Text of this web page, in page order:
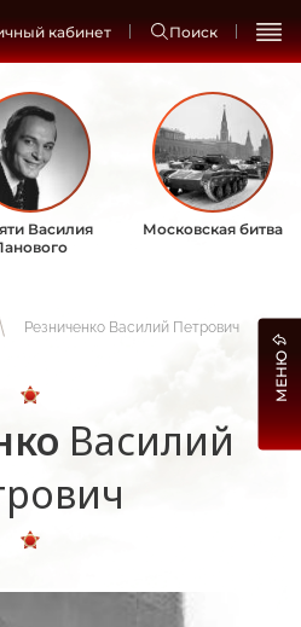
кабинет Поиск
Василия
Московская битва
Резниченко Василий Петрович
Василий
МЕНЮ